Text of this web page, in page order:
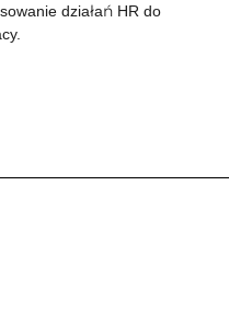
działań HR do